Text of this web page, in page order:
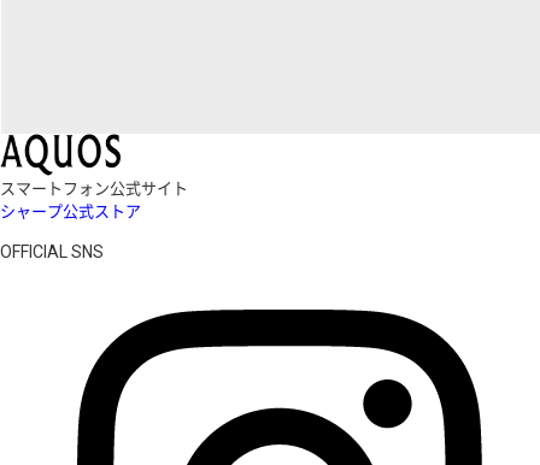
スマートフォン公式サイト
シャープ公式ストア
OFFICIAL SNS